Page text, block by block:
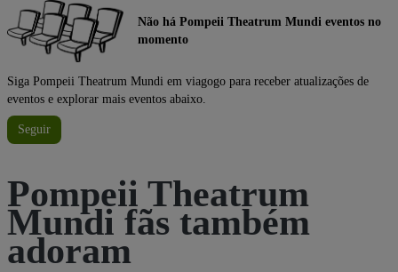
Não há Pompeii Theatrum Mundi eventos no
momento
Siga Pompeii Theatrum Mundi em viagogo para receber atualizações de
eventos e explorar mais eventos abaixo.
Seguir
Pompeii Theatrum
Mundi fãs também
adoram